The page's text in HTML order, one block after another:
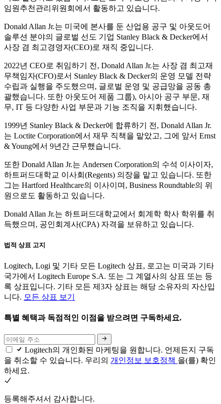
임원추천관리위원회에서 활동하고 있습니다.
Donald Allan Jr.는 미국에 본사를 둔 산업용 공구 및 아웃도어
솔루션 분야의 글로벌 선도 기업 Stanley Black & Decker에서
사장 겸 최고경영자(CEO)로 재직 중입니다.
2022년 CEO로 취임하기 전, Donald Allan Jr.는 사장 겸 최고재
무책임자(CFO)로서 Stanley Black & Decker의 운영 모델 전략
수립과 실행을 주도했으며, 글로벌 운영 및 공급망을 공동 총
괄했습니다. 또한 아웃도어 제품 그룹), 아시아 공구 부문, 재
무, IT 등 다양한 사업 부문과 기능 조직을 지휘했습니다.
1999년 Stanley Black & Decker에 합류하기 전, Donald Allan Jr.
는 Loctite Corporation에서 재무 직책을 맡았고, 그에 앞서 Ernst
& Young에서 9년간 근무했습니다.
또한 Donald Allan Jr.는 Andersen Corporation의 수석 이사이자,
하트퍼드대학교 이사회(Regents) 의장을 맡고 있습니다. 또한
그는 Hartford Healthcare의 이사이며, Business Roundtable의 위
원으로도 활동하고 있습니다.
Donald Allan Jr.는 하트퍼드대학교에서 회계학 학사 학위를 취
득했으며, 공인회계사(CPA) 자격을 보유하고 있습니다.
법적 상표 고지
Logitech, Logi 및 기타 모든 Logitech 상표, 로고는 미국과 기타
국가에서 Logitech Europe S.A. 또는 그 계열사의 상표 또는 등
록 상표입니다. 기타 모든 제3자 상표는 해당 소유자의 자산입
니다. 모든 상표 보기
특별 혜택과 독점적인 이점을 받으려면 구독하세요.
Logitech의 개인화된 마케팅을 원합니다. 언제든지 구독
을 취소할 수 있습니다. 우리의 개인정보 보호정책 을(를) 확인
하세요.
등록해주셔서 감사합니다.